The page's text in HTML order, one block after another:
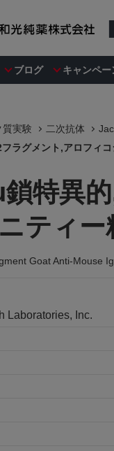
ブログ キャンペー
質実験 二次抗体
ラグメント,アロフィ
特異
ティ
Goat Anti-Mouse
Laboratories, Inc.